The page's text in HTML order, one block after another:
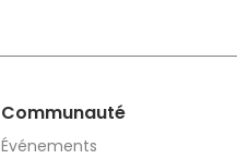
Communauté
Événements